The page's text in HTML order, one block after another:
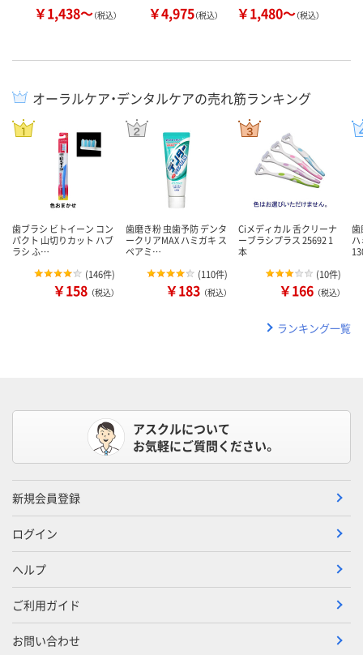
￥1,438～（税込） ￥4,975（税込） ￥1,480～（税込）
オーラルケア・デンタルケアの売れ筋ランキング
歯ブラシ ビトイーン コン
パクト 山切りカット ハブ
ラシ ふ…
(146件)
￥158 （税込）
歯磨き粉 虫歯予防 デンタ
ークリアMAX ハミガキ ス
ペアミ…
(110件)
￥183 （税込）
Ciメディカル 舌クリーナ
ーブラシプラス 25692 1
本
(10件)
￥166 （税込）
歯
ランキング一覧
アスクルについて
お気軽にご質問ください。
新規会員登録
ログイン
ヘルプ
ご利用ガイド
お問い合わせ